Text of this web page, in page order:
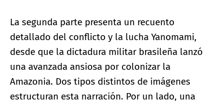
La segunda parte presenta un recuento
detallado del conflicto y la lucha Yanomami,
desde que la dictadura militar brasileña lanzó
una avanzada ansiosa por colonizar la
Amazonia. Dos tipos distintos de imágenes
estructuran esta narración. Por un lado, una